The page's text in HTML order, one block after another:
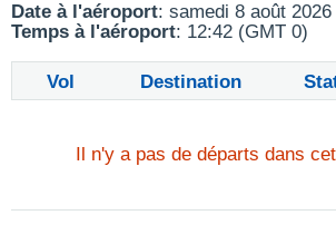
Date à l'aéroport: samedi 8 août 2026
Temps à l'aéroport: 12:42 (GMT 0)
Vol Destination
Il n'y a pas de départs dans